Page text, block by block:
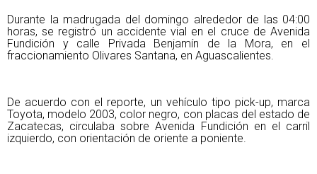
Durante la madrugada del domingo alrededor de las 04:00
horas, se registró un accidente vial en el cruce de Avenida
Fundición y calle Privada Benjamín de la Mora, en el
fraccionamiento Olivares Santana, en Aguascalientes.
De acuerdo con el reporte, un vehículo tipo pick-up, marca
Toyota, modelo 2003, color negro, con placas del estado de
Zacatecas, circulaba sobre Avenida Fundición en el carril
izquierdo, con orientación de oriente a poniente.